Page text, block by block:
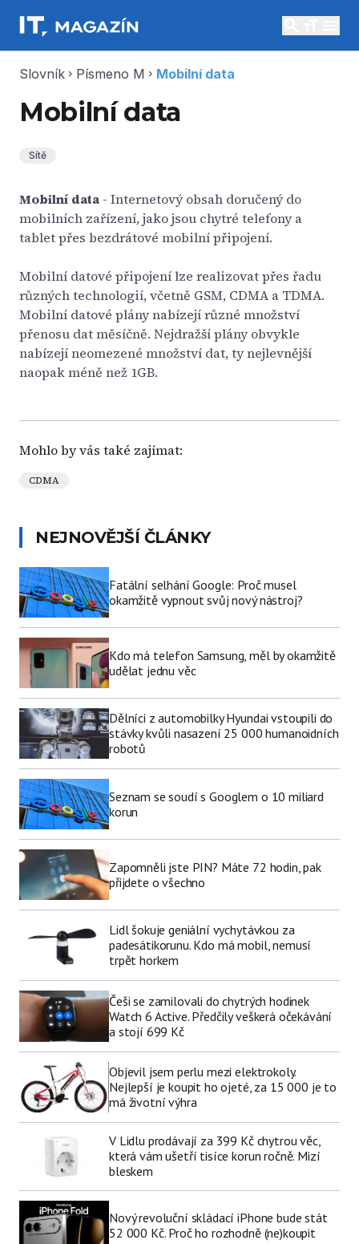
Slovník chevron_right Písmeno M chevron_right Mobilní data
Mobilní data
Sítě
Mobilní data - Internetový obsah doručený do
mobilních zařízení, jako jsou chytré telefony a
tablet přes bezdrátové mobilní připojení.
Mobilní datové připojení lze realizovat přes řadu
různých technologií, včetně GSM, CDMA a TDMA.
Mobilní datové plány nabízejí různé množství
přenosu dat měsíčně. Nejdražší plány obvykle
nabízejí neomezené množství dat, ty nejlevnější
naopak méně než 1GB.
Mohlo by vás také zajímat:
CDMA
NEJNOVĚJŠÍ ČLÁNKY
Fatální selhání Google: Proč musel
okamžitě vypnout svůj nový nástroj?
Kdo má telefon Samsung, měl by okamžitě
udělat jednu věc
Dělníci z automobilky Hyundai vstoupili do
stávky kvůli nasazení 25 000 humanoidních
robotů
Seznam se soudí s Googlem o 10 miliard
korun
Zapomněli jste PIN? Máte 72 hodin, pak
přijdete o všechno
Lidl šokuje geniální vychytávkou za
padesátikorunu. Kdo má mobil, nemusí
trpět horkem
Češi se zamilovali do chytrých hodinek
Watch 6 Active. Předčily veškerá očekávání
a stojí 699 Kč
Objevil jsem perlu mezi elektrokoly.
Nejlepší je koupit ho ojeté, za 15 000 je to
má životní výhra
V Lidlu prodávají za 399 Kč chytrou věc,
která vám ušetří tisíce korun ročně. Mizí
bleskem
Nový revoluční skládací iPhone bude stát
52 000 Kč. Proč ho rozhodně (ne)koupit